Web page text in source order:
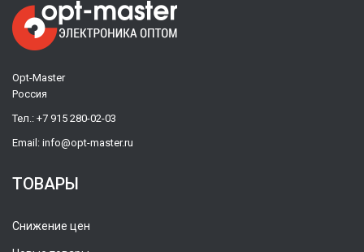
Opt-Master
Россия
Тел.: +7 915 280-02-03
Email: info@opt-master.ru
ТОВАРЫ
Снижение цен